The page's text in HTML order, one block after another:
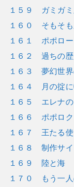
１５９ ガミガ
１６０ そもそも
１６１ ポポロー
１６２ 過ちの歴
１６３ 夢幻世界
１６４ 月の掟に
１６５ エレナ
１６６ ポポロ
１６７ 王たる使
１６８ 制作サ
１６９ 陸と海
１７０ もう一人